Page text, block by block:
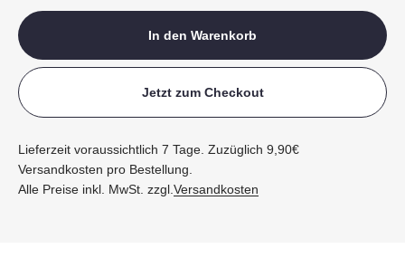
In den Warenkorb
Jetzt zum Checkout
Lieferzeit voraussichtlich 7 Tage. Zuzüglich 9,90€
Versandkosten pro Bestellung.
Alle Preise inkl. MwSt. zzgl. Versandkosten